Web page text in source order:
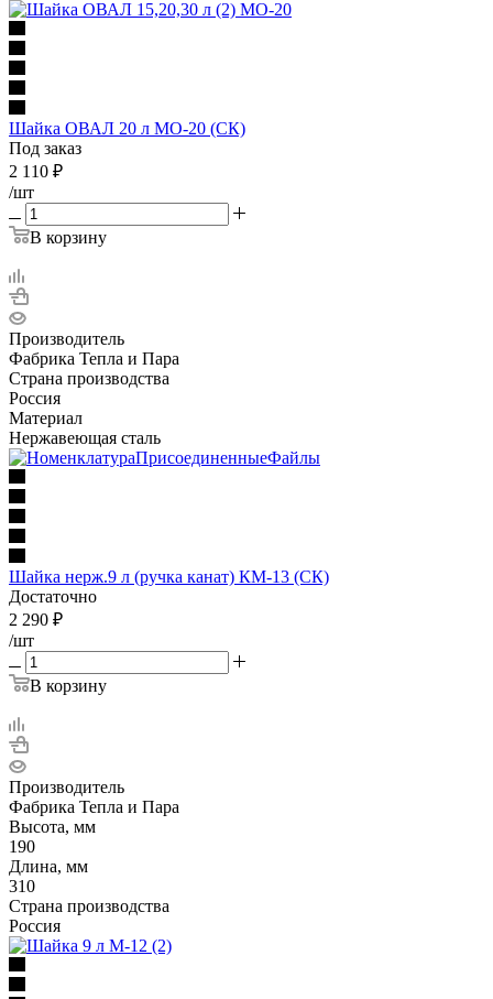
Шайка ОВАЛ 20 л МО-20 (СК)
Под заказ
2 110 ₽
/шт
В корзину
Производитель
Фабрика Тепла и Пара
Страна производства
Россия
Материал
Нержавеющая сталь
Шайка нерж.9 л (ручка канат) КМ-13 (СК)
Достаточно
2 290 ₽
/шт
В корзину
Производитель
Фабрика Тепла и Пара
Высота, мм
190
Длина, мм
310
Страна производства
Россия